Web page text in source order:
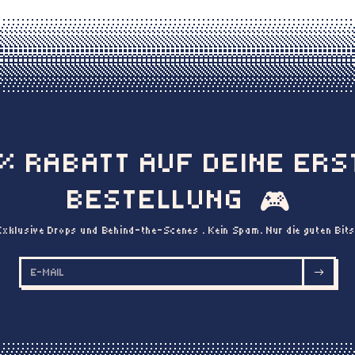
RABATT AUF DEINE
BESTELLUNG
🎮
Drops und Behind-the-Scenes . Kein Spam. Nur die guten